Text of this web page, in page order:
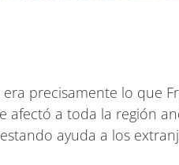
precisamente lo que
a toda la región
ayuda a los